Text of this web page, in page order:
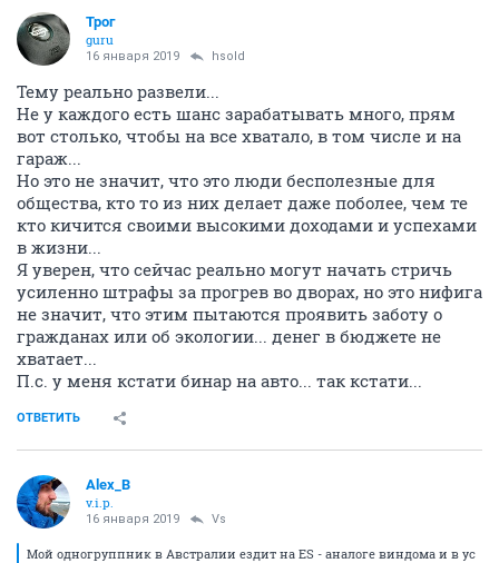
Трог
guru
16 января 2019 hsold
Тему реально развели...
Не у каждого есть шанс зарабатывать много, прям
вот столько, чтобы на все хватало, в том числе и на
гараж...
Но это не значит, что это люди бесполезные для
общества, кто то из них делает даже поболее, чем те
кто кичится своими высокими доходами и успехами
в жизни...
Я уверен, что сейчас реально могут начать стричь
усиленно штрафы за прогрев во дворах, но это нифига
не значит, что этим пытаются проявить заботу о
гражданах или об экологии... денег в бюджете не
хватает...
П.с. у меня кстати бинар на авто... так кстати...
ОТВЕТИТЬ
Alex_B
v.i.p.
16 января 2019 Vs
Мой одногруппник в Австралии ездит на ES - аналоге виндома и в ус